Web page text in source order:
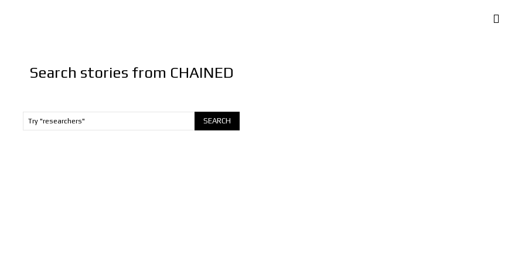
Search stories from CHAINED
Try "researchers" SEARCH